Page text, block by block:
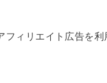
フィリエイト広告を利